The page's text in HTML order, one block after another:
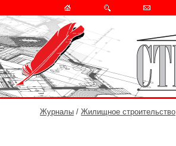
Журналы /Жилищное строительство